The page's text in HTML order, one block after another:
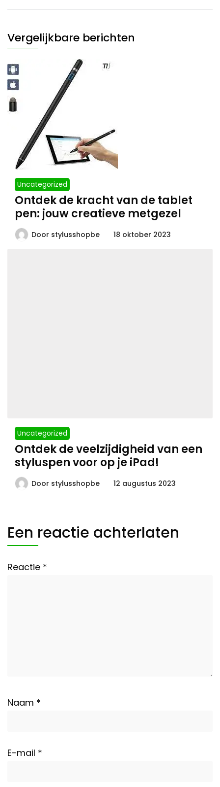
Vergelijkbare berichten
Uncategorized
Ontdek de kracht van de tablet
pen: jouw creatieve metgezel
Door stylusshopbe 18 oktober 2023
Uncategorized
Ontdek de veelzijdigheid van een
styluspen voor op je iPad!
Door stylusshopbe 12 augustus 2023
Een reactie achterlaten
Reactie *
Naam *
E-mail *